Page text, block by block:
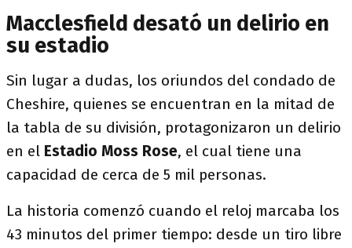
Macclesfield desató un delirio en
su estadio
Sin lugar a dudas, los oriundos del condado de
Cheshire, quienes se encuentran en la mitad de
la tabla de su división, protagonizaron un delirio
en el Estadio Moss Rose, el cual tiene una
capacidad de cerca de 5 mil personas.
La historia comenzó cuando el reloj marcaba los
43 minutos del primer tiempo: desde un tiro libre